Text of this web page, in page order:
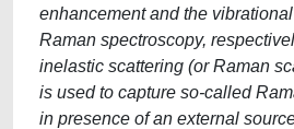
enhancement and the
Raman spectroscopy,
inelastic scattering (or Raman
is used to capture so-called
in presence of an external